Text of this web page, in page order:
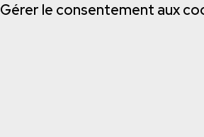
Gérer le consentement aux